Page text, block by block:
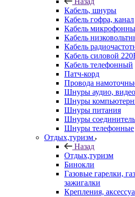
Кабель, шнуры
Кабель гофра, канал
Кабель
Кабель
Кабель
Кабель силовой
Кабель телефонный
Патч-корд
Провода
Шнуры аудио, видео
Шнуры
Шнуры питания
Шнуры
Шнуры телефонные
Отдых,туризм
Назад
Отдых,туризм
Бинокли
Газовые гарелки,
зажигалки
Крепления,